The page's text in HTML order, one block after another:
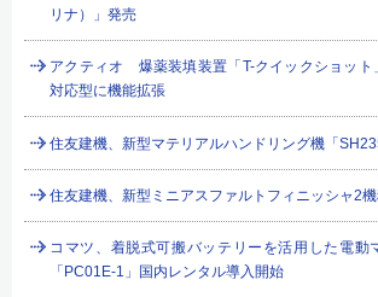
リナ）」発売
アクティオ 爆薬装填装置「T-クイックショット
対応型に機能拡張
住友建機、新型マテリアルハンドリング機「
住友建機、新型ミニアスファルトフィニッシャ2
コマツ、着脱式可搬バッテリーを活用した電動
「PC01E-1」国内レンタル導入開始